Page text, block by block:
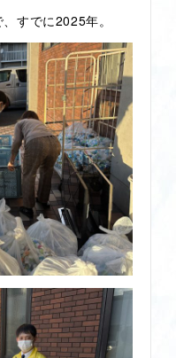
すでに2025年。